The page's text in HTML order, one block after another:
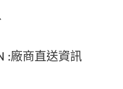
:廠商直送資訊